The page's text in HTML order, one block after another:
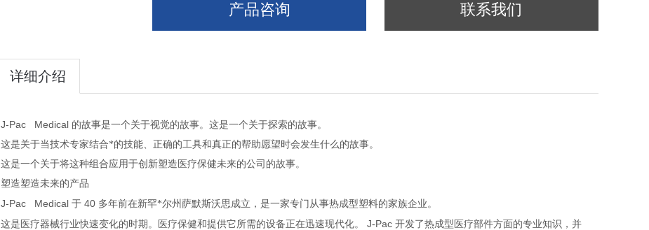
产品咨询 联系我们
详细介绍
J-Pac Medical 的故事是一个关于视觉的故事。这是一个关于探索的故事。
这是关于当技术专家结合*的技能、正确的工具和真正的帮助愿望时会发生什么的故事。
这是一个关于将这种组合应用于创新塑造医疗保健未来的公司的故事。
塑造塑造未来的产品
J-Pac Medical 于 40 多年前在新罕*尔州萨默斯沃思成立，是一家专门从事热成型塑料的家族企业。
这是医疗器械行业快速变化的时期。医疗保健和提供它所需的设备正在迅速现代化。
J-Pac 开发了热成型医疗部件方面的专业知识，并